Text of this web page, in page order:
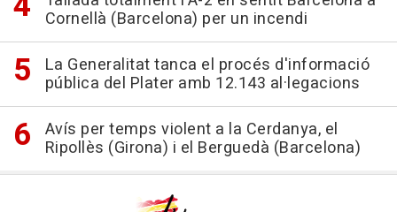
Cornellà (Barcelona) per un incendi
La Generalitat tanca el procés d'informació
pública del Plater amb 12.143 al·legacions
Avís per temps violent a la Cerdanya, el
Ripollès (Girona) i el Berguedà (Barcelona)